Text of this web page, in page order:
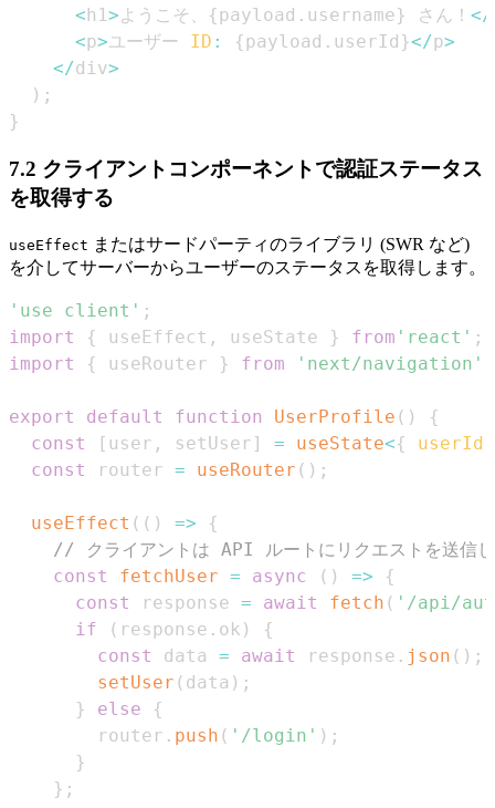
<h1 > ようこそ、 {payload . username} さん！ </
<p> ユーザー ID : {payload . userId }</p>
</div>
) ;
}
7.2 クライアントコンポーネントで認証ステータス
を取得する
useEffect またはサードパーティのライブラリ (SWR など)
を介してサーバーからユーザーのステータスを取得します。
'use client' ;
import
{ useEffect , useState } from 'react' ;
import
{ useRouter } from 'next/navigation'
export default function UserProfile ( )
{
const
[ user , setUser ] = useState<{ userId
const
router = useRouter ( ) ;
useEffect ( ( ) =>
{
// クライアントは API ルートにリクエストを送信し
const
fetchUser = async ( ) =>
{
const
response = await fetch ( '/api/
if
( response . ok )
{
const
data = await response . json ( ) ;
setUser ( data ) ;
}
else
{
        router
. push ( '/login' ) ;
}
} ;